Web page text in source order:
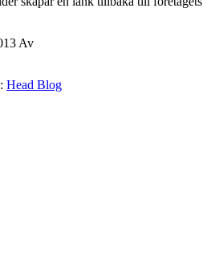
Av
Head Blog